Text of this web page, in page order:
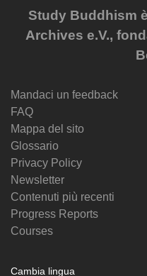
Study Buddhism
Archives e.V.,
Mandaci un feedback
FAQ
Mappa del sito
Glossario
Privacy Policy
Newsletter
Contenuti più recenti
Progress Reports
Courses
Cambia lingua